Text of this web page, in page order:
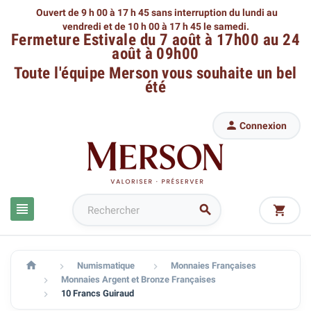
Ouvert de 9 h 00 à 17 h 45 sans interruption du lundi au
vendredi et de 10 h 00 à 17 h 45 le samedi.
Fermeture Estivale du 7 août à 17h00 au 24
août à 09h00
Toute l'équipe Mersonvous souhaite un bel
été
 
 Connexion

  Numismatique  Monnaies Françaises
 Monnaies Argent et Bronze Françaises
 10 Francs Guiraud